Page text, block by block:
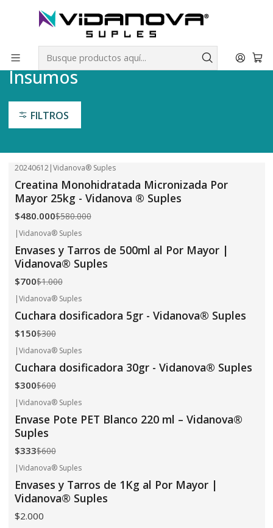
Insumos
Insumos
FILTROS
OFF
20240612|Vidanova® Suples
Creatina Monohidratada Micronizada Por
Mayor 25kg - Vidanova ® Suples
$480.000$580.000
|Vidanova® Suples
Envases y Tarros de 500ml al Por Mayor |
Vidanova® Suples
$700$1.000
|Vidanova® Suples
Cuchara dosificadora 5gr - Vidanova® Suples
$150$300
|Vidanova® Suples
Cuchara dosificadora 30gr - Vidanova® Suples
$300$600
|Vidanova® Suples
Envase Pote PET Blanco 220 ml – Vidanova®
Suples
$333$600
|Vidanova® Suples
Envases y Tarros de 1Kg al Por Mayor |
Vidanova® Suples
$2.000